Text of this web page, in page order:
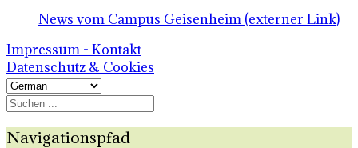
News vom Campus Geisenheim (externer Link)
Impressum - Kontakt
Datenschutz & Cookies
Navigationspfad